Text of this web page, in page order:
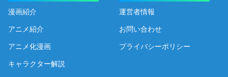
漫画紹介
アニメ紹介
アニメ化漫画
キャラクター解説
運営者情報
お問い合わせ
プライバシーポリシー